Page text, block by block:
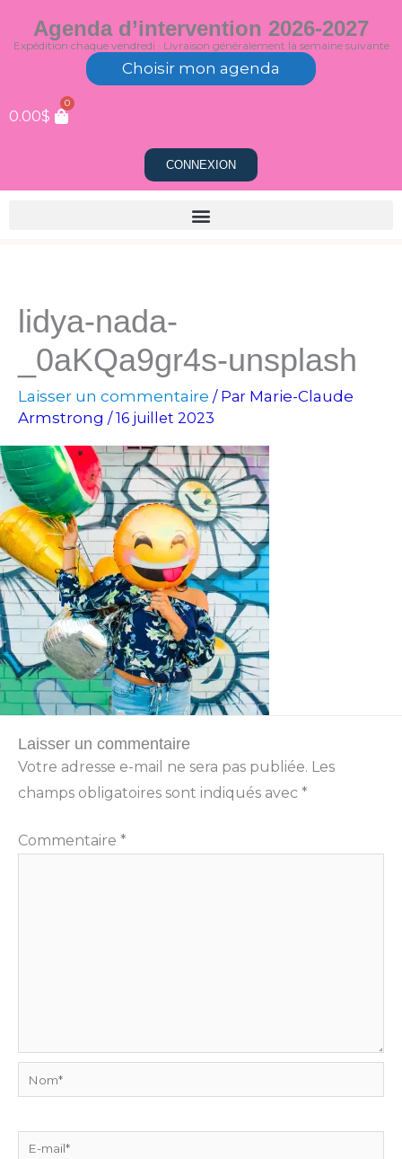
au
Agenda d’intervention 2026-2027
Expédition chaque vendredi · Livraison généralement la semaine suivante
Choisir mon agenda
0.00$
0
CONNEXION
lidya-nada-
_0aKQa9gr4s-unsplash
Laisser un commentaire / Par Marie-Claude
Armstrong /16 juillet 2023
Laisser un commentaire
Votre adresse e-mail ne sera pas publiée. Les
champs obligatoires sont indiqués avec *
Commentaire *
Nom*
E-